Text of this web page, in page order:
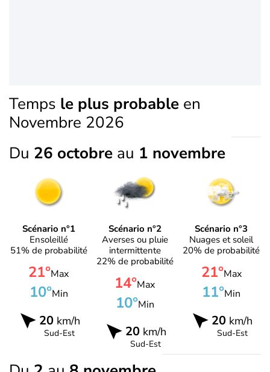
Temps le plus probable en
Novembre 2026
Du 26 octobre au 1 novembre
Scénario n°1
Ensoleillé
51% de probabilité
21°Max
10°Min
20km/h
Sud-Est
Scénario n°2
Averses ou pluie
intermittente
22% de probabilité
14°Max
10°Min
20km/h
Sud-Est
Scénario n°3
Nuages et soleil
20% de probabilité
21°Max
11°Min
20 km/h
Sud-Est